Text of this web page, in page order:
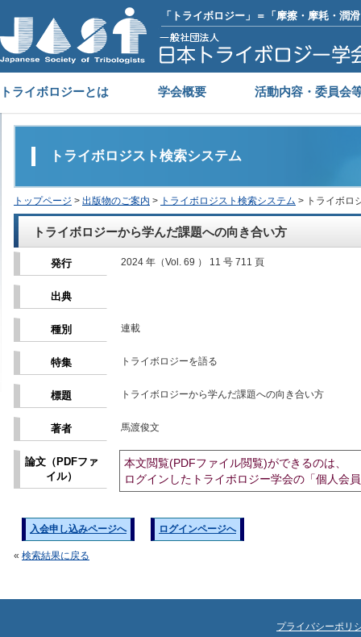
「トライボロジー」＝「摩擦・摩耗・潤
トライボロジーとは 学会概要 活動内容・委員会
トライボロジスト検索システム
トップページ > 出版物のご案内 > トライボロジスト検索システム > トライボロ
トライボロジーから学んだ課題への向き合い方
発行 2024 年（Vol. 69 ） 11 号 711 頁
出典
種別 連載
特集 トライボロジーを語る
標題 トライボロジーから学んだ課題への向き合い方
著者 馬渡俊文
論文（PDFファ
イル）
本文閲覧(PDFファイル閲覧)ができるのは、
ログインしたトライボロジー学会の「個人会
入会申し込みページへ ログインページへ
« 検索結果に戻る
プライバシーポリ